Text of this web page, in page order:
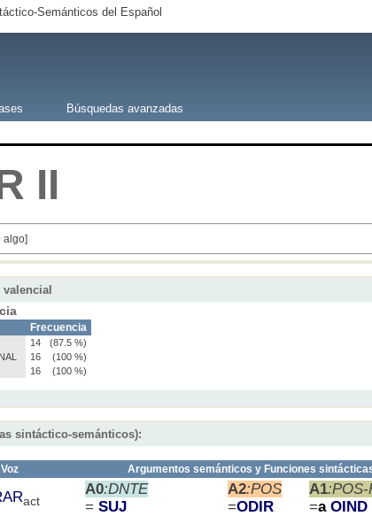
Semánticos del Español
Búsquedas avanzadas
II
algo]
Frecuencia
14
(87.5 %)
16
(100 %)
16 (100 %)
sintáctico-semánticos):
Voz Argumentos semánticos y Funciones
act
A0:DNTE
= SUJ
A2:POS
=ODIR
A1:POS-
=aOIND